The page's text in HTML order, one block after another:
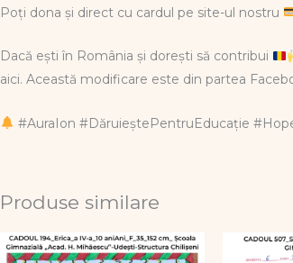
Poți dona și direct cu cardul pe site-ul nostru
Dacă ești în România și dorești să contribui
aici. Această modificare este din partea
#AuraIon #DăruieștePentruEducație
Produse similare